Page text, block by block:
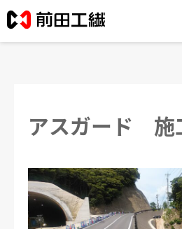
アスガード 施